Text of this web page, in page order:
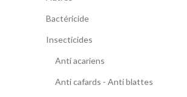
Bactéricide
Insecticides
Anti acariens
Anti cafards - Anti blattes